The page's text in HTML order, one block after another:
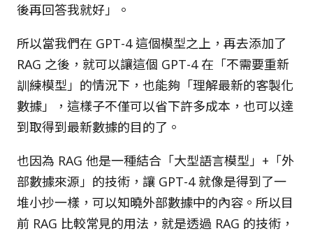
後再回答我就好」。
所以當我們在 GPT-4 這個模型之上，再去添加了
RAG 之後，就可以讓這個 GPT-4 在「不需要重新
訓練模型」的情況下，也能夠「理解最新的客製化
數據」，這樣子不僅可以省下許多成本，也可以達
到取得到最新數據的目的了。
也因為 RAG 他是一種結合「大型語言模型」+「外
部數據來源」的技術，讓 GPT-4 就像是得到了一
堆小抄一樣，可以知曉外部數據中的內容。所以目
前 RAG 比較常見的用法，就是透過 RAG 的技術，